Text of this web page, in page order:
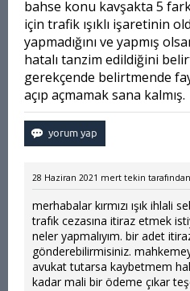
bahse konu kavşakta 5
için trafik ışıklı işaretinin
yapmadığını ve yapmış
hatalı tanzim edildiğini
gerekçende belirtmende
açıp açmamak sana kalmış.
28 Haziran 2021 mert tekin tarafından
merhabalar kırmızı ışık ihlali
trafık cezasına itiraz etmek
neler yapmalıyım. bir adet
gönderebilirmisiniz.
avukat tutarsa kaybetmem
kadar mali bir ödeme çıkar